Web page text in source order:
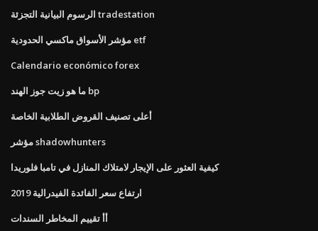
الرسوم البيانية التجزئة tradestation
مؤشر الأسواق ماكسي الحدودية etf
Calendario económico forex
ما هو زيت جوز الهند bp
أعلى تصنيف القروض الطلابية الخاصة
مؤشر shadowhunters
كيفية العثور على الإيجار لامتلاك المنازل في تامبا فلوريدا
ارتفاع سعر الفائدة الفيدرالية 2019
أأ تقييم المخاطر السندات